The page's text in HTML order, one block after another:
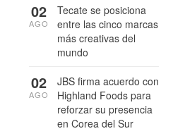
Tecate se posiciona
entre las cinco marcas
más creativas del
mundo
02
AGO
JBS firma acuerdo con
Highland Foods para
reforzar su presencia
en Corea del Sur
02
AGO